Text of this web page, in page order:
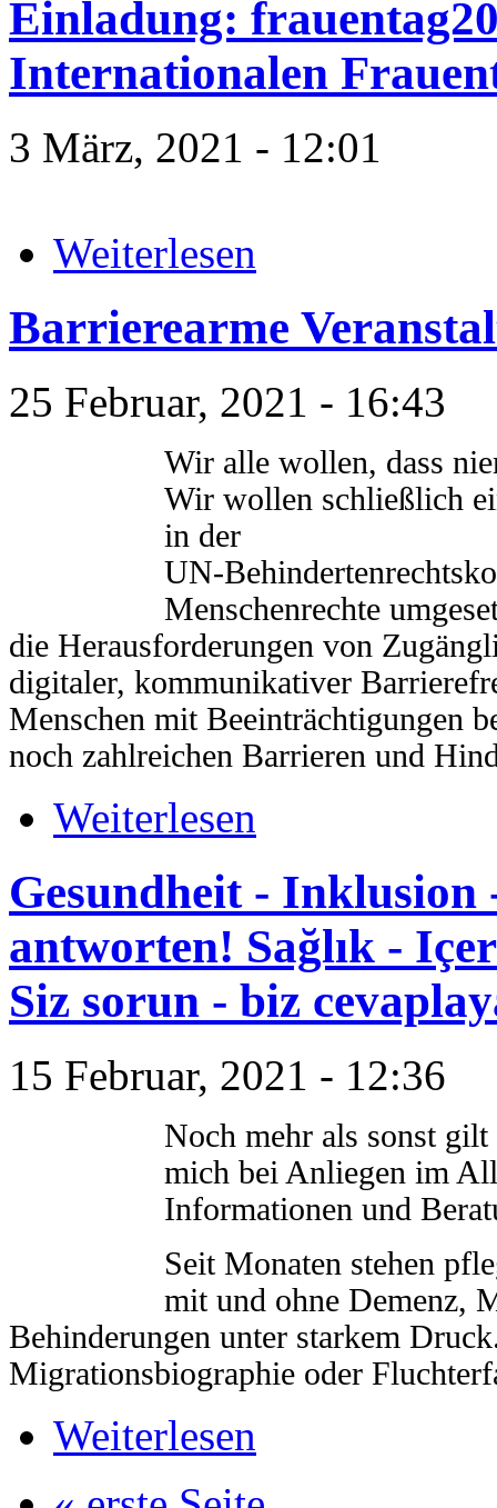
Einladung:
Internationalen
3 März, 2021 - 12:01
Weiterlesen
Barrierearme
25 Februar, 2021 - 16:43
Wir alle wollen, dass
Wir wollen schließlich
in der
UN-
Menschenrechte
die Herausforderungen von
digitaler, kommunikativer
Menschen mit Beeinträchtigungen
noch zahlreichen Barrieren und
Weiterlesen
Gesundheit - Inklusion
antworten! Sağlık -
Siz sorun - biz
15 Februar, 2021 - 12:36
Noch mehr als sonst
mich bei Anliegen im
Informationen und
Seit Monaten stehen
mit und ohne Demenz,
Behinderungen unter starkem
Migrationsbiographie oder
Weiterlesen